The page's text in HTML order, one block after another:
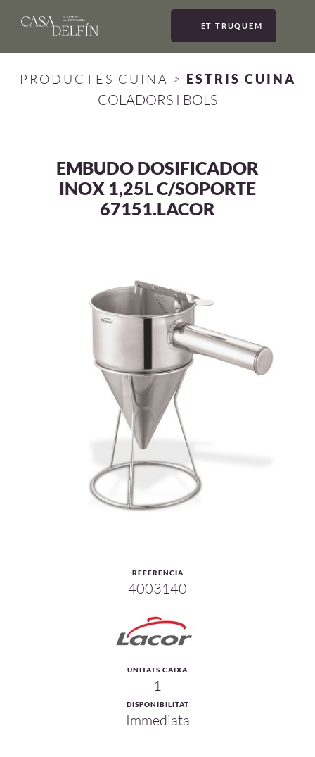
ET TRUQUEM
PRODUCTES CUINA > ESTRIS CUINA
COLADORS I BOLS
EMBUDO DOSIFICADOR
INOX 1,25L C/SOPORTE
67151.LACOR
REFERÈNCIA
4003140
UNITATS CAIXA
1
DISPONIBILITAT
Immediata